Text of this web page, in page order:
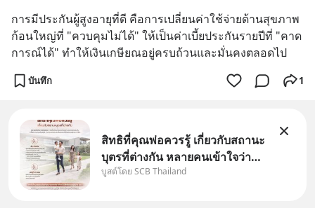
การมีประกันผู้สูงอายุที่ดี คือการเปลี่ยนค่าใช้จ่ายด้านสุขภาพ
ก้อนใหญ่ที่ "ควบคุมไม่ได้" ให้เป็นค่าเบี้ยประกันรายปีที่ "คาด
การณ์ได้" ทำให้เงินเกษียณอยู่ครบถ้วนและมั่นคงตลอดไป
บันทึก 1
สิทธิที่คุณพ่อควรรู้ เกี่ยวกับสถานะ
บุตรที่ต่างกัน หลายคนเข้าใจว่า
"เมื่อเป็นลูกของพ่อและแม่ ก็ย่อม
บูสต์โดย SCB Thailand